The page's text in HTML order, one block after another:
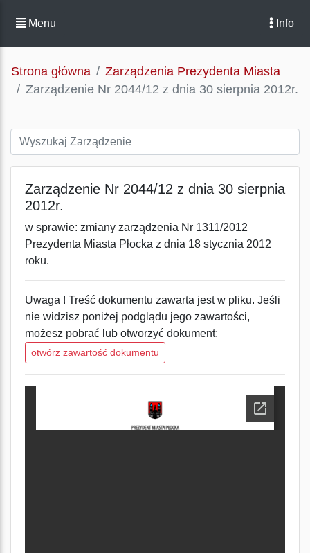
Menu Info
Strona główna
Zarządzenia Prezydenta Miasta
Zarządzenie Nr 2044/12 z dnia 30 sierpnia 2012r.
Zarządzenie Nr 2044/12 z dnia 30 sierpnia
2012r.
w sprawie: zmiany zarządzenia Nr 1311/2012
Prezydenta Miasta Płocka z dnia 18 stycznia 2012
roku.
Uwaga ! Treść dokumentu zawarta jest w pliku. Jeśli
nie widzisz poniżej podglądu jego zawartości,
możesz pobrać lub otworzyć dokument:
otwórz zawartość dokumentu